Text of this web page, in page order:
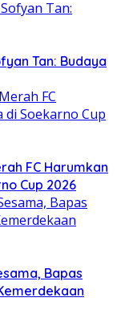
Tan: Budaya
FC Harumkan
Cup 2026
Bapas